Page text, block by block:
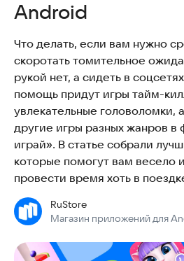
Android
Что делать, если вам нужно
скоротать томительное
рукой нет, а сидеть в
помощь придут игры тайм-
увлекательные головоломки,
другие игры разных жанров в
играй». В статье собрали
которые помогут вам весело
провести время хоть в
RuStore
Магазин приложений для